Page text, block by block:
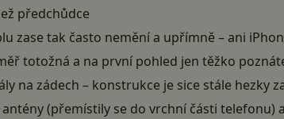
předchůdce
zase tak často nemění a upřímně – ani
totožná a na první pohled jen těžko
na zádech – konstrukce je sice stále hezky
(přemístily se do vrchní části